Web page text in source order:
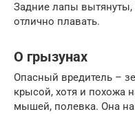
Задние лапы
отлично плавать.
О грызунах
Опасный вредитель –
крысой, хотя и похожа
мышей, полевка. Она